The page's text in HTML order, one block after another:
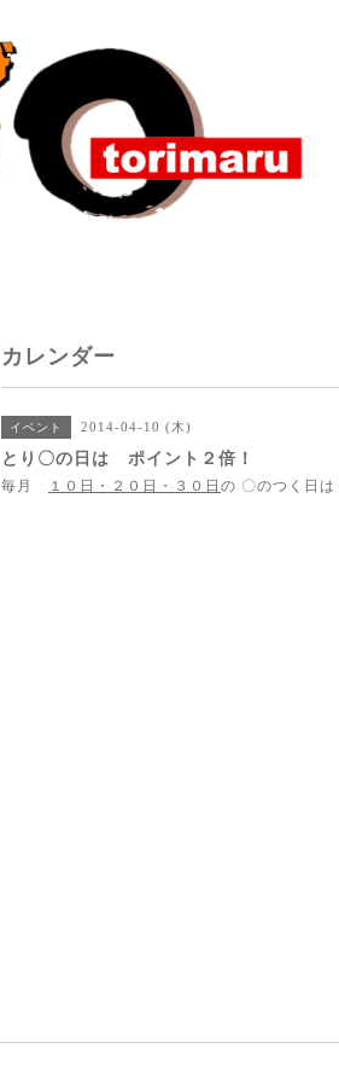
カレンダー
イベント 2014-04-10 (木)
とり〇の日は ポイント２倍！
毎月 １０日・２０日・３０日 の 〇のつく日